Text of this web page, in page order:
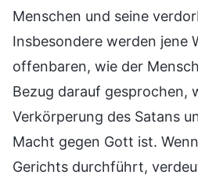
Menschen und seine
Insbesondere werden jene
offenbaren, wie der
Bezug darauf gesprochen,
Verkörperung des Satans
Macht gegen Gott ist.
Gerichts durchführt,